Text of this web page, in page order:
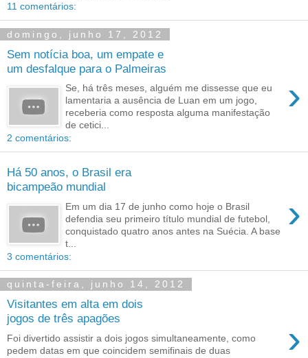
11 comentários:
domingo, junho 17, 2012
Sem notícia boa, um empate e
um desfalque para o Palmeiras
›
Se, há três meses, alguém me dissesse que eu
lamentaria a ausência de Luan em um jogo,
receberia como resposta alguma manifestação
de cetici...
2 comentários:
Há 50 anos, o Brasil era
bicampeão mundial
›
Em um dia 17 de junho como hoje o Brasil
defendia seu primeiro título mundial de futebol,
conquistado quatro anos antes na Suécia. A base
t...
3 comentários:
quinta-feira, junho 14, 2012
Visitantes em alta em dois
jogos de três apagões
›
Foi divertido assistir a dois jogos simultaneamente, como
pedem datas em que coincidem semifinais de duas